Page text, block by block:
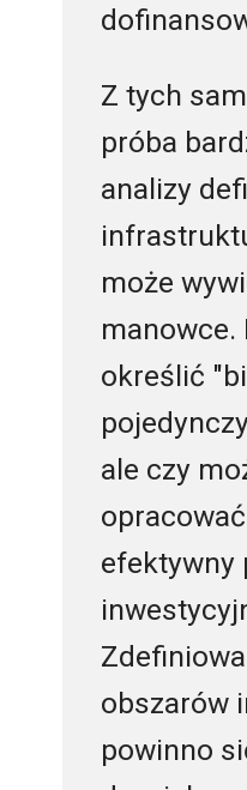
Z tych
próba
analizy
może
manowce.
określić
ale czy
efektywny
obszarów
powinno